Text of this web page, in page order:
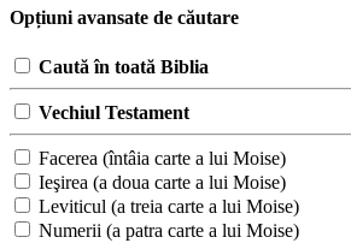
Opțiuni avansate de căutare
Caută în toată Biblia
Vechiul Testament
Facerea (întâia carte a lui Moise)
Ieşirea (a doua carte a lui Moise)
Leviticul (a treia carte a lui Moise)
Numerii (a patra carte a lui Moise)